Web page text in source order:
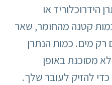
הידרוכלוריד או
קטנה מהחומר, שאר
רק מים. כמות הנתרן
מסוכנת באופן
להזיק לעובר שלך.